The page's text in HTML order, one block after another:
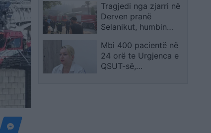
Tragjedi nga zjarri në
Derven pranë
Selanikut, humbin
plagoset
bashkëshortja
Mbi 400 pacientë në
24 orë te Urgjenca e
QSUT-së,